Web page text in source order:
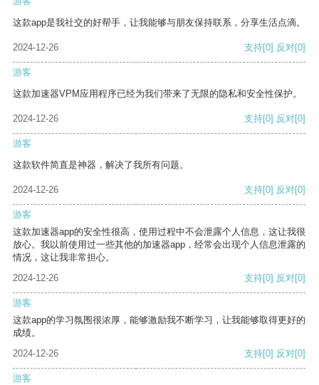
这款app是我社交的好帮手，让我能够与朋友保持联系，分享生活点滴。
2024-12-26 支持[0] 反对[0]
游客
这款加速器VPM应用程序已经为我们带来了无限的隐私和安全性保护。
2024-12-26 支持[0] 反对[0]
游客
这款软件简直是神器，解决了我所有问题。
2024-12-26 支持[0] 反对[0]
游客
这款加速器app的安全性很高，使用过程中不会泄露个人信息，这让我很
放心。我以前使用过一些其他的加速器app，经常会出现个人信息泄露的
情况，这让我非常担心。
2024-12-26
支持[0] 反对[0]
游客
这款app的学习氛围很浓厚，能够激励我不断学习，让我能够取得更好的
成绩。
2024-12-26
支持[0] 反对[0]
游客